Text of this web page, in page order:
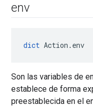
env
dict Action.env
Son las variables de
establece de forma
preestablecida en el